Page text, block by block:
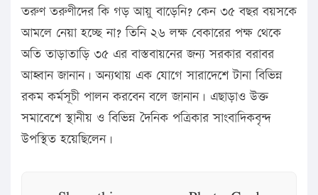
তরুণ তরুণীদের কি গড় আয়ু বাড়েনি? কেন ৩৫ বছর বয়সকে
আমলে নেয়া হচ্ছে না? তিনি ২৬ লক্ষ বেকারের পক্ষ থেকে
অতি তাড়াতাড়ি ৩৫ এর বাস্তবায়নের জন্য সরকার বরাবর
আহ্বান জানান। অন্যথায় এক যোগে সারাদেশে টানা বিভিন্ন
রকম কর্মসূচী পালন করবেন বলে জানান। এছাড়াও উক্ত
সমাবেশে স্থানীয় ও বিভিন্ন দৈনিক পত্রিকার সাংবাদিকবৃন্দ
উপস্থিত হয়েছিলেন।